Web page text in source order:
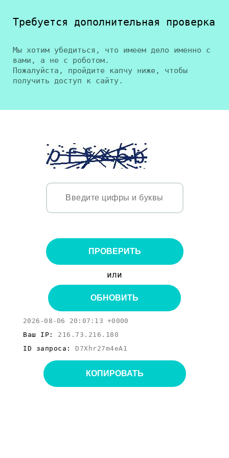
Требуется дополнительная проверка
Мы хотим убедиться, что имеем дело именно с
вами, а не с роботом.
Пожалуйста, пройдите капчу ниже, чтобы
получить доступ к сайту.
ПРОВЕРИТЬ
или
ОБНОВИТЬ
2026-08-06 20:07:13 +0000
Ваш IP: 216.73.216.180
ID запроса: D7Xhr27m4eA1
КОПИРОВАТЬ